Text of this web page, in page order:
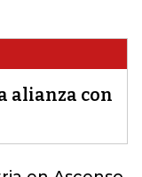
alianza con